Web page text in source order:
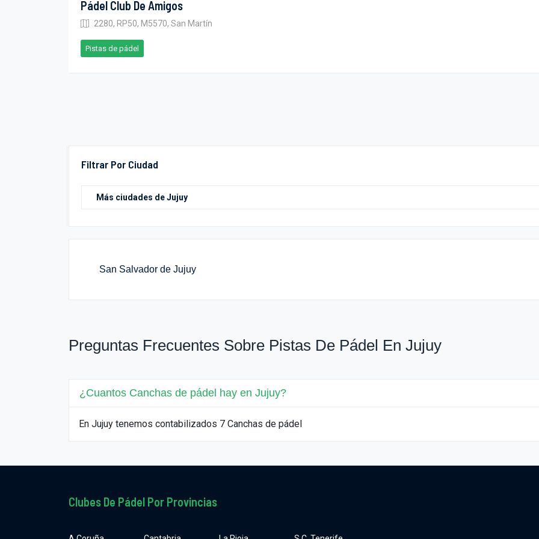
Filtrar Por Ciudad
Pádel Club De Amigos
2280, RP50, M5570, San Martín
Pistas de pádel
San Salvador de Jujuy
Preguntas Frecuentes Sobre Pistas De Pádel En Jujuy
¿Cuantos Canchas de pádel hay en Jujuy?
En Jujuy tenemos contabilizados 7 Canchas de pádel
Clubes De Pádel Por Provincias